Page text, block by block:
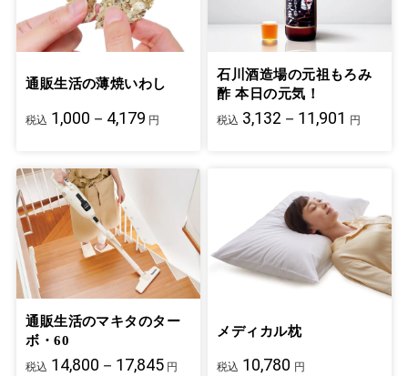
通販生活の薄焼いわし
税込 1,000－4,179 円
石川酒造場の元祖もろみ
酢 本日の元気！
税込 3,132－11,901 円
通販生活のマキタのター
ボ・60
税込 14,800－17,845 円
メディカル枕
税込 10,780 円